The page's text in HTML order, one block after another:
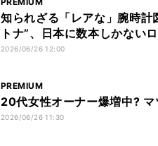
知られざる「レアな」腕時
トナ”、日本に数本しかない
2026/06/26 12:00
PREMIUM
20代女性オーナー爆増中?
2026/06/26 11:30